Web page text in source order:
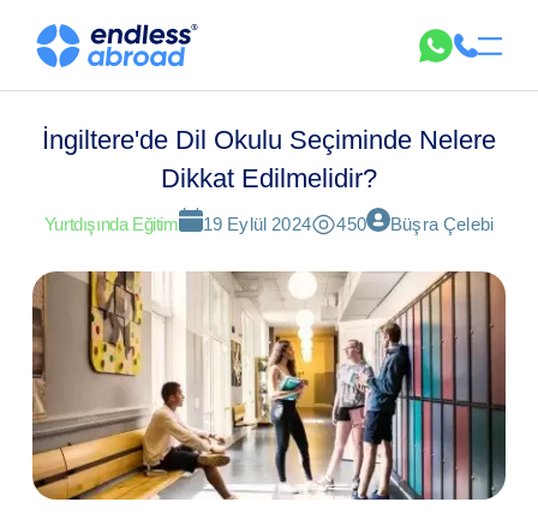
İngiltere'de Dil Okulu Seçiminde Nelere
Dikkat Edilmelidir?
Yurtdışında Eğitim 19 Eylül 2024 450 Büşra Çelebi